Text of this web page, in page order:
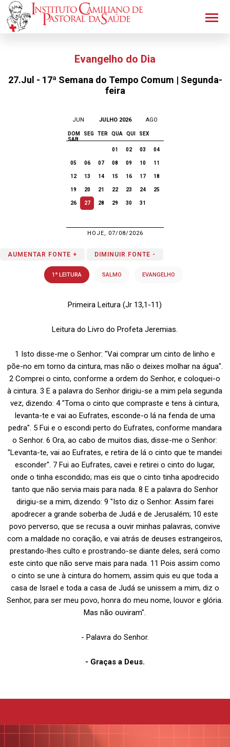
Evangelho do Dia
27.Jul - 17ª Semana do Tempo Comum | Segunda-
feira
JUN JULHO 2026 AGO
DOM SEG TER QUA QUI
SEX
SAB
01
02 03 04
05 06 07 08 09 10 11
12 13 14 15 16 17 18
19 20 21 22 23 24 25
26 27 28 29 30 31
HOJE, 07/08/2026
AUMENTAR FONTE + DIMINUIR FONTE -
1ª LEITURA SALMO EVANGELHO
Primeira Leitura (Jr 13,1-11)
Leitura do Livro do Profeta Jeremias.
1 Isto disse-me o Senhor: "Vai comprar um cinto de linho e
põe-no em torno da cintura, mas não o deixes molhar na água".
2 Comprei o cinto, conforme a ordem do Senhor, e coloquei-o
à cintura. 3 E a palavra do Senhor dirigiu-se a mim pela segunda
vez, dizendo: 4 "Toma o cinto que compraste e tens à cintura,
levanta-te e vai ao Eufrates, esconde-o lá na fenda de uma
pedra". 5 Fui e o escondi perto do Eufrates, conforme mandara
o Senhor. 6 Ora, ao cabo de muitos dias, disse-me o Senhor:
"Levanta-te, vai ao Eufrates, e retira de lá o cinto que te mandei
esconder". 7 Fui ao Eufrates, cavei e retirei o cinto do lugar,
onde o tinha escondido; mas eis que o cinto tinha apodrecido
tanto que não servia mais para nada. 8 E a palavra do Senhor
dirigiu-se a mim, dizendo: 9 "Isto diz o Senhor: Assim farei
apodrecer a grande soberba de Judá e de Jerusalém; 10 este
povo perverso, que se recusa a ouvir minhas palavras, convive
com a maldade no coração, e vai atrás de deuses estrangeiros,
prestando-lhes culto e prostrando-se diante deles, será como
este cinto que não serve mais para nada. 11 Pois assim como
o cinto se une à cintura do homem, assim quis eu que toda a
casa de Israel e toda a casa de Judá se unissem a mim, diz o
Senhor, para ser meu povo, honra do meu nome, louvor e glória.
Mas não ouviram".
- Palavra do Senhor.
- Graças a Deus.